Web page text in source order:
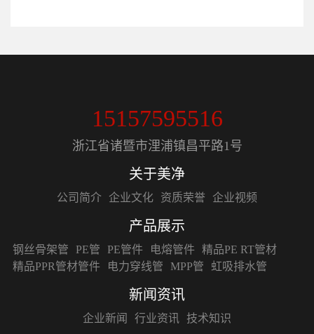
15157595516
浙江省诸暨市浬浦镇昌平路1号
关于美净
公司简介 企业文化 资质荣誉 企业视频
产品展示
钢丝骨架管 PE管 PE管件 电熔管件 精品PE RT管材
精品PPR管材管件
电力穿线管 MPP管 虹吸排水管
新闻资讯
企业新闻 行业资讯 技术知识